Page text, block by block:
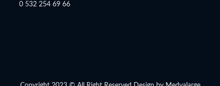
0 532 254 69 66